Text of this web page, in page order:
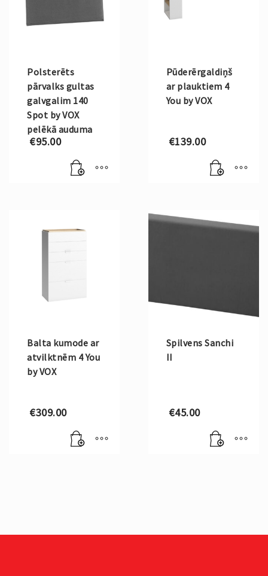
Polsterēts
pārvalks gultas
galvgalim 140
Spot by VOX
pelēkā auduma
€95.00
Pūderērgaldiņš
ar plauktiem 4
You by VOX
€139.00
Balta kumode ar
atvilktnēm 4 You
by VOX
€309.00
Spilvens Sanchi
II
€45.00